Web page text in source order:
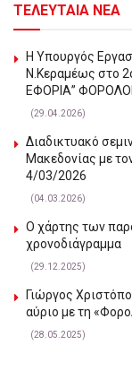
ΤΕΛΕΥΤΑΙΑ ΝΕΑ
Η Υπουργός
Ν.Κεραμέως στο
ΕΦΟΡΙΑ”
(29.04.2026)
Διαδικτυακό
Μακεδονίας με
4/03/2026
(04.03.2026)
Ο χάρτης των
χρονοδιάγραμμα
(29.12.2025)
Γιώργος
αύριο με τη
(28.05.2025)